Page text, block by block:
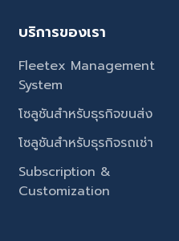
บริการของเรา
Fleetex Management
System
โซลูชันสำหรับธุรกิจขนส่ง
โซลูชันสำหรับธุรกิจรถเช่า
Subscription &
Customization